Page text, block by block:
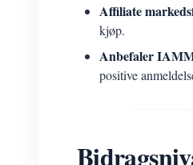
Affiliate
kjøp.
Anbefaler
positive